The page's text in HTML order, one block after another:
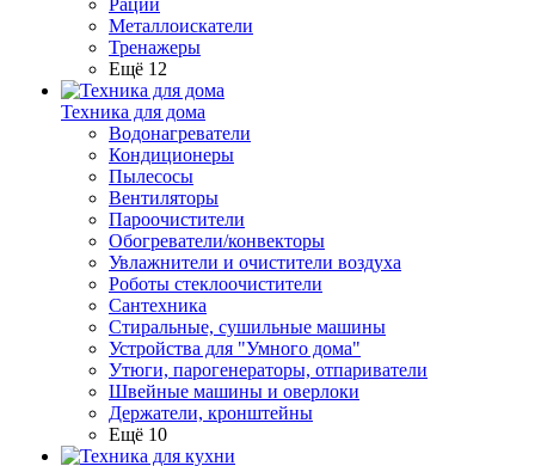
Рации
Металлоискатели
Тренажеры
Ещё 12
Техника для дома
Водонагреватели
Кондиционеры
Пылесосы
Вентиляторы
Пароочистители
Обогреватели/конвекторы
Увлажнители и очистители воздуха
Роботы стеклоочистители
Сантехника
Стиральные, сушильные машины
Устройства для "Умного дома"
Утюги, парогенераторы, отпариватели
Швейные машины и оверлоки
Держатели, кронштейны
Ещё 10